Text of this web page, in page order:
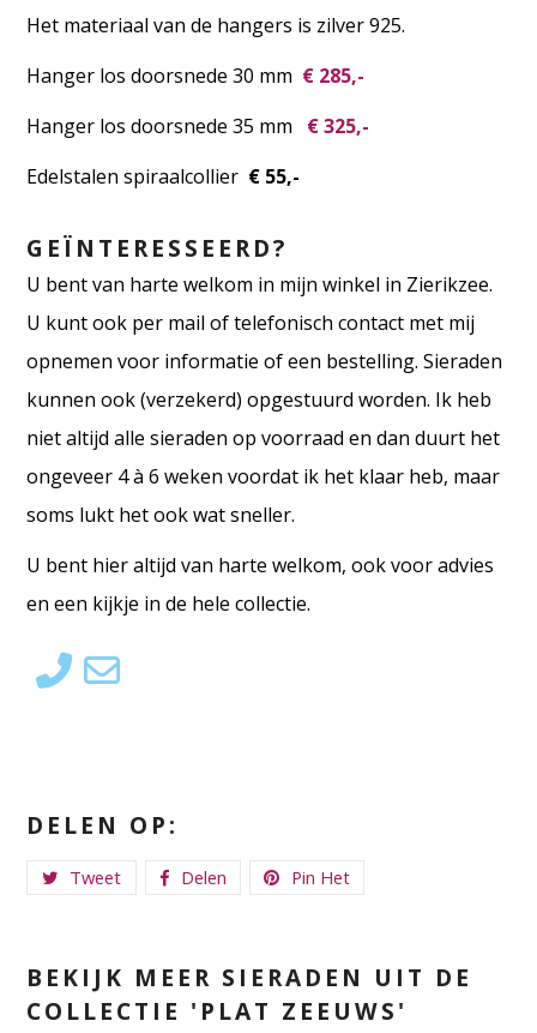
Het materiaal van de hangers is zilver 925.
Hanger los doorsnede 30 mm € 285,-
Hanger los doorsnede 35 mm € 325,-
Edelstalen spiraalcollier € 55,-
GEÏNTERESSEERD?
U bent van harte welkom in mijn winkel in Zierikzee.
U kunt ook per mail of telefonisch contact met mij
opnemen voor informatie of een bestelling. Sieraden
kunnen ook (verzekerd) opgestuurd worden. Ik heb
niet altijd alle sieraden op voorraad en dan duurt het
ongeveer 4 à 6 weken voordat ik het klaar heb, maar
soms lukt het ook wat sneller.
U bent hier altijd van harte welkom, ook voor advies
en een kijkje in de hele collectie.
DELEN OP:
Tweet Delen Pin Het
BEKIJK MEER SIERADEN UIT DE
COLLECTIE 'PLAT ZEEUWS'